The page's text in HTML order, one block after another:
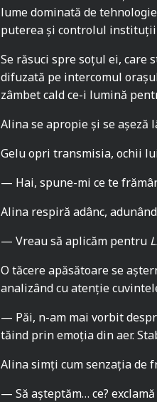
lume dominată de
puterea și controlul
Se răsuci spre soțul ei, care
difuzată pe intercomul
zâmbet cald ce-i lumină
Alina se apropie și se așeză
Gelu opri transmisia, ochii
— Hai, spune-mi ce te
Alina respiră adânc,
— Vreau să aplicăm pentru
O tăcere apăsătoare se
analizând cu atenție
— Păi, n-am mai vorbit
tăind prin emoția din aer.
Alina simți cum senzația de
— Să așteptăm… ce?